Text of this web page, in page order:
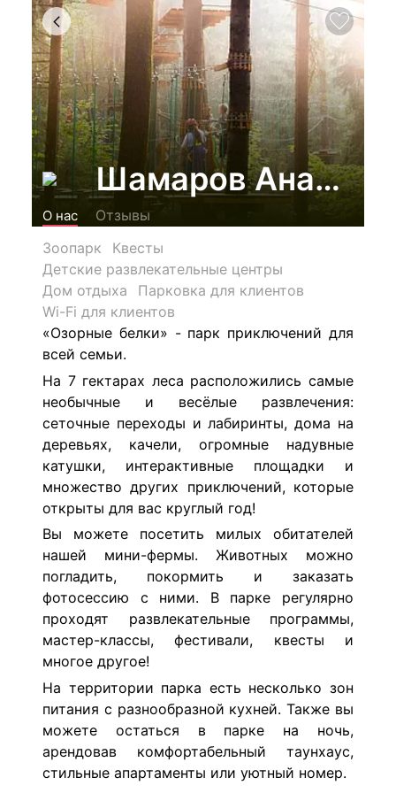
Шамаров
О нас
Отзывы
Зоопарк
Квесты
Детские развлекательные центры
Дом отдыха
Парковка для клиентов
Wi-Fi для клиентов
«Озорные белки» - парк приключений для
всей семьи.
На 7 гектарах леса расположились самые
необычные и весёлые развлечения:
сеточные переходы и лабиринты, дома на
деревьях, качели, огромные надувные
катушки, интерактивные площадки и
множество других приключений, которые
открыты для вас круглый год!
Вы можете посетить милых обитателей
нашей мини-фермы. Животных можно
погладить, покормить и заказать
фотосессию с ними. В парке регулярно
проходят развлекательные программы,
мастер-классы, фестивали, квесты и
многое другое!
На территории парка есть несколько зон
питания с разнообразной кухней. Также вы
можете остаться в парке на ночь,
арендовав комфортабельный таунхаус,
стильные апартаменты или уютный номер.